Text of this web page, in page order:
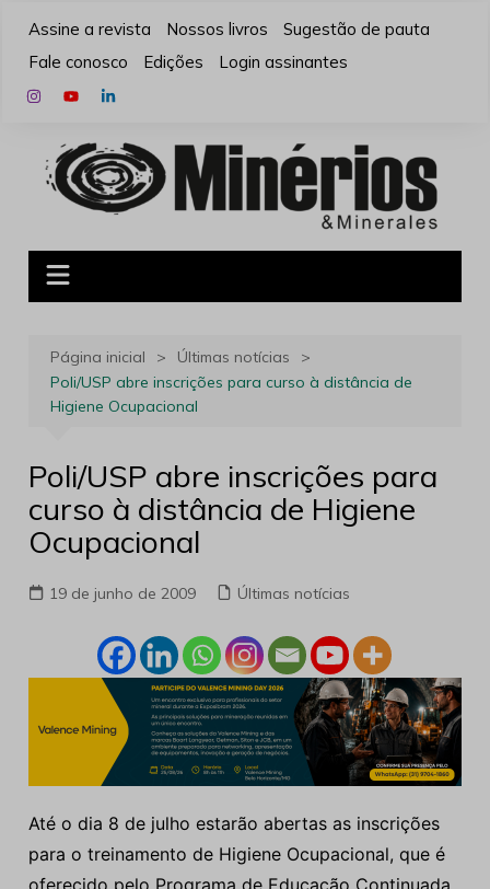
para
conteúdo
Assine a revista Nossos livros
Sugestão de pauta
Fale conosco
Edições Login assinantes
Página inicial
Últimas notícias
Poli/USP abre inscrições para curso à distância de
Higiene Ocupacional
Poli/USP abre inscrições para
curso à distância de Higiene
Ocupacional
19 de junho de 2009 Últimas notícias
Até o dia 8 de julho estarão abertas as inscrições
para o treinamento de Higiene Ocupacional, que é